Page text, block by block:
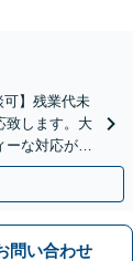
可】残業代未
致します。大
な対応が信
問い合わせ